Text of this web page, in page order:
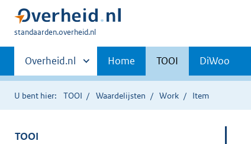
U
hier:
standaarden.overheid.nl
Primaire
navigatie
Andere
sites
binnen
Overheid.nl Home TOOI DiWoo
U bent hier: TOOI Waardelijsten Work Item
TOOI